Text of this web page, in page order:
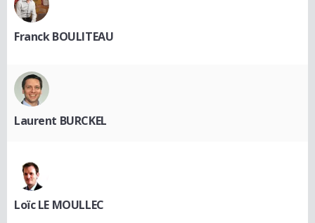
Franck BOULITEAU
Laurent BURCKEL
Loïc LE MOULLEC